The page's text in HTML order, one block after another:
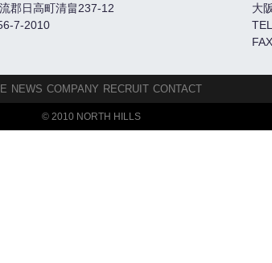
郡日高町清畠237-12
7-2010
大
NEWS COMPANY RECRUIT CONTACT
© 2010 NORTH HILLS